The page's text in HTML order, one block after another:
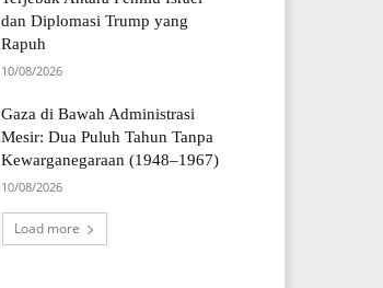
dan Diplomasi Trump yang
Rapuh
10/08/2026
Gaza di Bawah Administrasi
Mesir: Dua Puluh Tahun Tanpa
Kewarganegaraan (1948–1967)
10/08/2026
Load more